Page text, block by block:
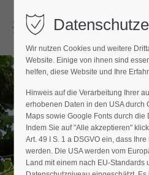
Login
Benutzername (E-
Passwort
AKTUELLE
vom Fachverband
Wir nutzen Cookies und weitere
Website. Einige von ihnen sind
helfen, diese Website und Ihre
Hinweis auf die Verarbeitung Ihrer
erhobenen Daten in den USA durch
Maps sowie Google Fonts durch die
Indem Sie auf "Alle akzeptieren"
Art. 49 I S. 1 a DSGVO ein, dass
werden. Die USA werden vom
Land mit einem nach EU-Standards